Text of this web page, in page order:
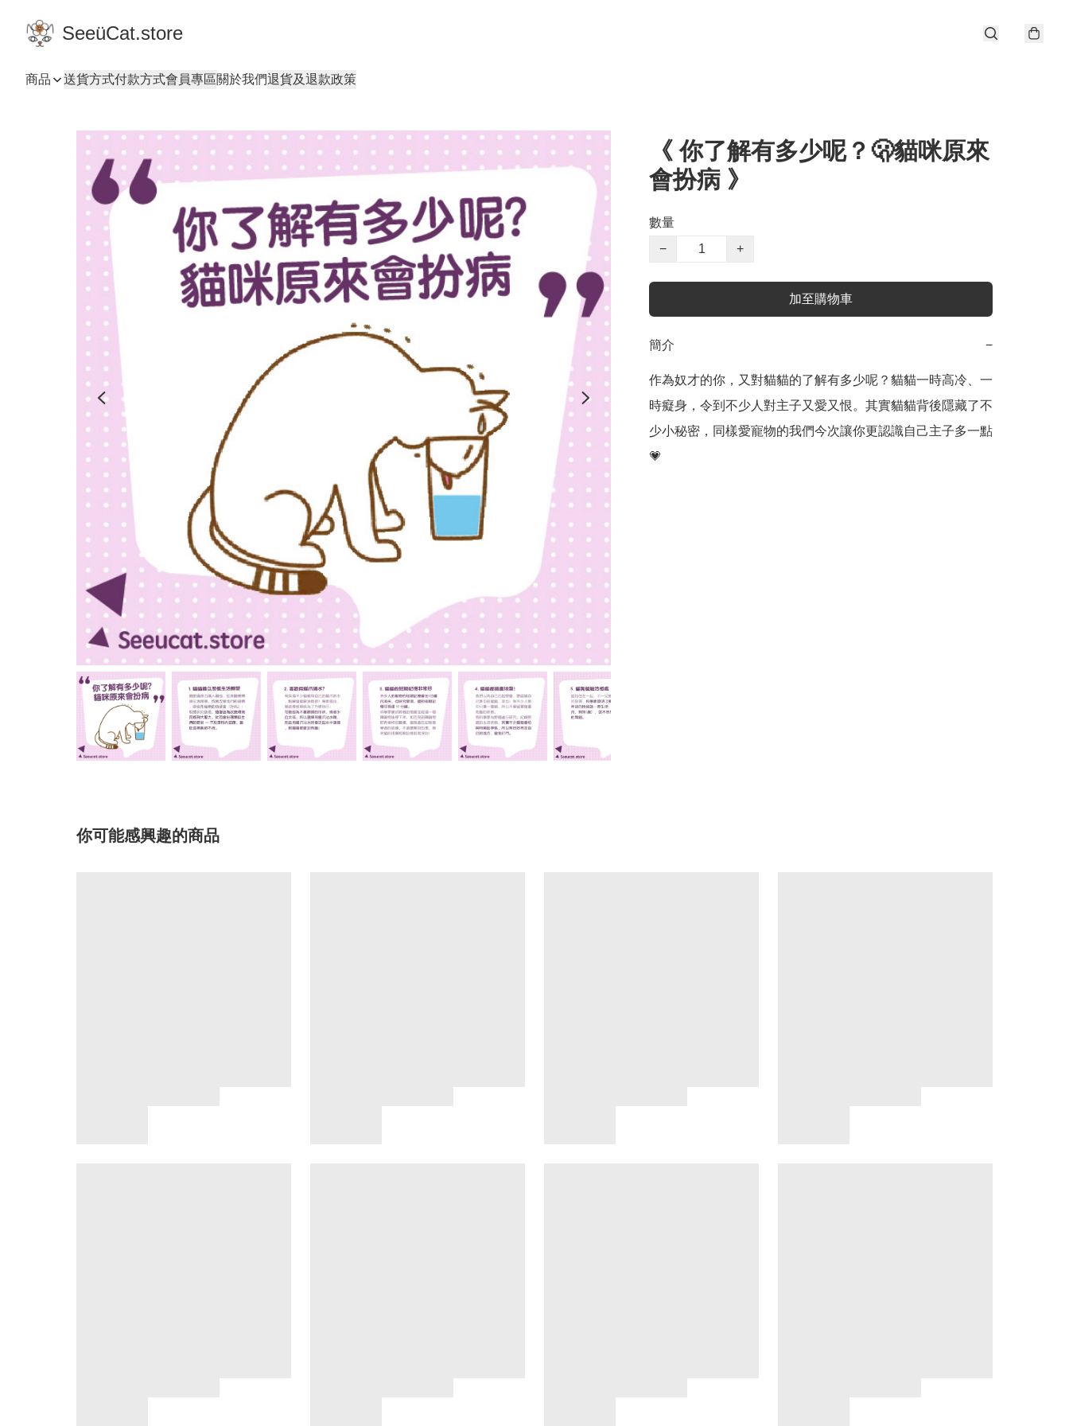
SeeüCat.store
商品 送貨方式付款方式會員專區關於我們退貨及退款政策
《 你了解有多少呢？🫢貓咪原來
會扮病 》
數量
−
+
加至購物車
簡介 −
作為奴才的你，又對貓貓的了解有多少呢？貓貓一時高冷、一
時癡身，令到不少人對主子又愛又恨。其實貓貓背後隱藏了不
少小秘密，同樣愛寵物的我們今次讓你更認識自己主子多一點
💗
你可能感興趣的商品